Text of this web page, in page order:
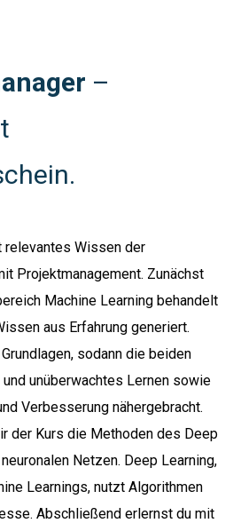
–
relevantes Wissen der
Projektmanagement. Zunächst
Machine Learning behandelt
aus Erfahrung generiert.
sodann die beiden
unüberwachtes Lernen sowie
Verbesserung nähergebracht.
der Kurs die Methoden des Deep
Netzen. Deep Learning,
Learnings, nutzt Algorithmen
Abschließend erlernst du mit